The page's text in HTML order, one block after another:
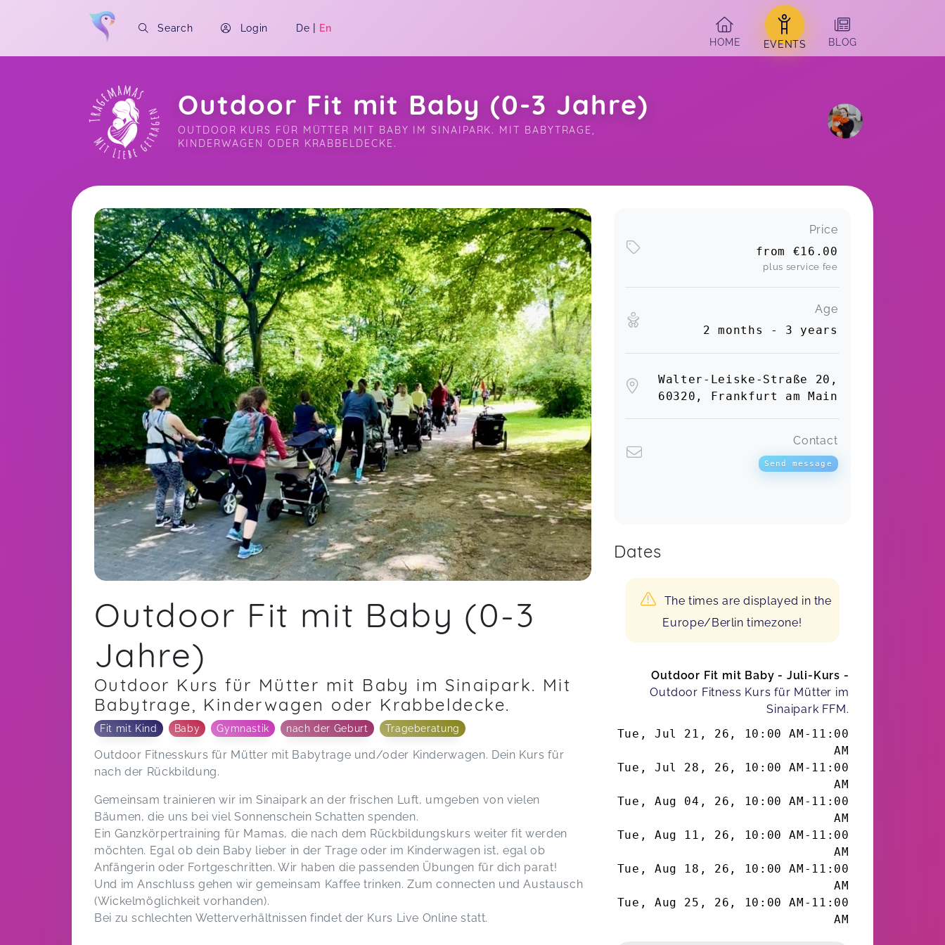
Search Login De | En
HOME
EVENTS BLOG
Outdoor Fit mit Baby (0-3 Jahre)
OUTDOOR KURS FÜR MÜTTER MIT BABY IM SINAIPARK. MIT BABYTRAGE,
KINDERWAGEN ODER KRABBELDECKE.
Soon you will learn more about me here...
Outdoor Fit mit Baby (0-3
Jahre)
Outdoor Kurs für Mütter mit Baby im Sinaipark. Mit
Babytrage, Kinderwagen oder Krabbeldecke.
Fit mit Kind Baby Gymnastik nach der Geburt Trageberatung
Outdoor Fitnesskurs für Mütter mit Babytrage und/oder Kinderwagen. Dein Kurs für
nach der Rückbildung.
Gemeinsam trainieren wir im Sinaipark an der frischen Luft, umgeben von vielen
Bäumen, die uns bei viel Sonnenschein Schatten spenden.
Ein Ganzkörpertraining für Mamas, die nach dem Rückbildungskurs weiter fit werden
möchten. Egal ob dein Baby lieber in der Trage oder im Kinderwagen ist, egal ob
Anfängerin oder Fortgeschritten. Wir haben die passenden Übungen für dich parat!
Und im Anschluss gehen wir gemeinsam Kaffee trinken. Zum connecten und Austausch
(Wickelmöglichkeit vorhanden).
Bei zu schlechten Wetterverhältnissen findet der Kurs Live Online statt.
Price
from €16.00
plus service fee
Age
2 months - 3 years
Walter-Leiske-Straße 20,
60320, Frankfurt am Main
Contact
Send message
Dates
The times are displayed in the
Europe/Berlin timezone!
Outdoor Fit mit Baby - Juli-Kurs -
Outdoor Fitness Kurs für Mütter im
Sinaipark FFM.
Tue, Jul 21, 26 , 10:00 AM - 11:00
AM
Tue, Jul 28, 26 , 10:00 AM - 11:00
AM
Tue, Aug 04, 26 , 10:00 AM - 11:00
AM
Tue, Aug 11, 26 , 10:00 AM - 11:00
AM
Tue, Aug 18, 26 , 10:00 AM - 11:00
AM
Tue, Aug 25, 26 , 10:00 AM - 11:00
AM